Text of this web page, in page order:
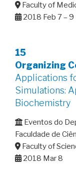
Faculty of
2018 Feb 7 – 9
15
Organizing
Applications
Simulations:
Biochemistry
Eventos do
Faculdade de
Faculty of
2018 Mar 8